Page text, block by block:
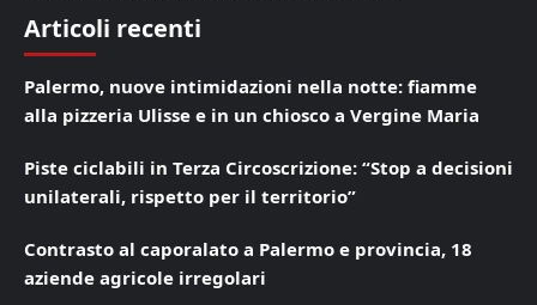
Articoli recenti
Palermo, nuove intimidazioni nella notte: fiamme
alla pizzeria Ulisse e in un chiosco a Vergine Maria
Piste ciclabili in Terza Circoscrizione: “Stop a decisioni
unilaterali, rispetto per il territorio”
Contrasto al caporalato a Palermo e provincia, 18
aziende agricole irregolari